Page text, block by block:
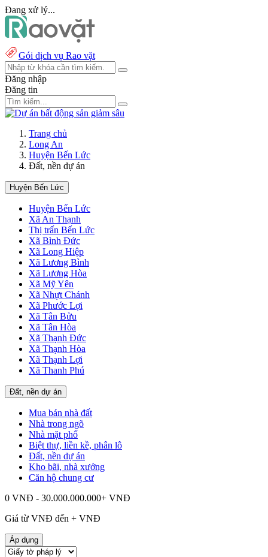
Đang xử lý...
Gói dịch vụ Rao vặt
Đăng nhập
Đăng tin
Trang chủ
Long An
Huyện Bến Lức
Đất, nền dự án
Huyện Bến Lức
Huyện Bến Lức
Xã An Thạnh
Thị trấn Bến Lức
Xã Bình Đức
Xã Long Hiệp
Xã Lương Bình
Xã Lương Hòa
Xã Mỹ Yên
Xã Nhựt Chánh
Xã Phước Lợi
Xã Tân Bửu
Xã Tân Hòa
Xã Thạnh Đức
Xã Thạnh Hòa
Xã Thạnh Lợi
Xã Thanh Phú
Đất, nền dự án
Mua bán nhà đất
Nhà trong ngõ
Nhà mặt phố
Biệt thự, liền kề, phân lô
Đất, nền dự án
Kho bãi, nhà xưởng
Căn hộ chung cư
0 VNĐ - 30.000.000.000+ VNĐ
Giá từ VNĐ đến + VNĐ
Áp dụng